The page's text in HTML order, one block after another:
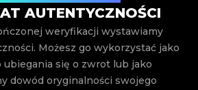
AUTENTYCZNOŚCI
weryfikacji wystawiamy
Możesz go wykorzystać jako
ubiegania się o zwrot lub jako
dowód oryginalności swojego